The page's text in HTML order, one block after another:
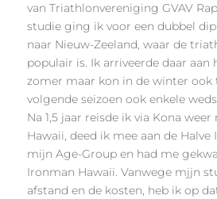
van Triathlonvereniging GVAV
studie ging ik voor een dubbel
naar Nieuw-Zeeland, waar de
populair is. Ik arriveerde daar aan
zomer maar kon in de winter ook
volgende seizoen ook enkele
Na 1,5 jaar reisde ik via Kona
Hawaii, deed ik mee aan de
mijn Age-Group en had me
Ironman Hawaii. Vanwege mjjn
afstand en de kosten, heb ik op